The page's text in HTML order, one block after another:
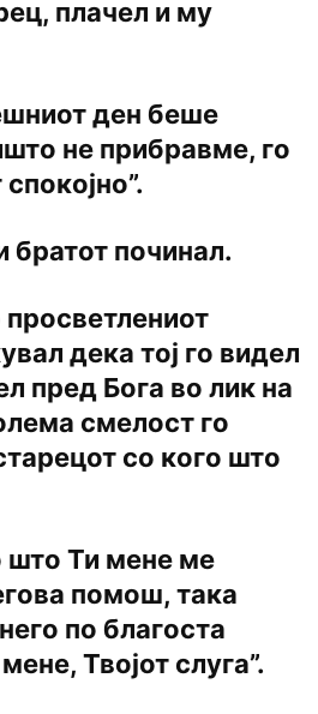
плачел и му
ден беше
не прибравме, го
братот починал.
дека тој го видел
пред Бога во лик на
смелост го
со кого што
што Ти мене ме
помош, така
по благоста
Твојот слуга”.